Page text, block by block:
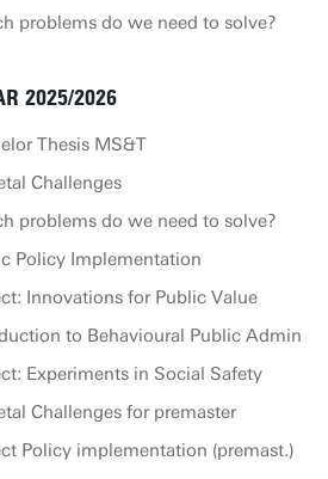
problems do we need to solve?
2025/2026
Thesis MS&T
Challenges
problems do we need to solve?
Policy Implementation
Innovations for Public Value
to Behavioural Public Admin
Experiments in Social Safety
Challenges for premaster
Policy implementation (premast.)